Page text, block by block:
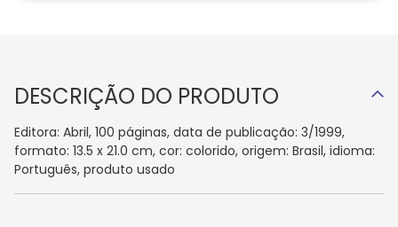
DESCRIÇÃO DO PRODUTO
Editora: Abril, 100 páginas, data de publicação: 3/1999,
formato: 13.5 x 21.0 cm, cor: colorido, origem: Brasil, idioma:
Português, produto usado